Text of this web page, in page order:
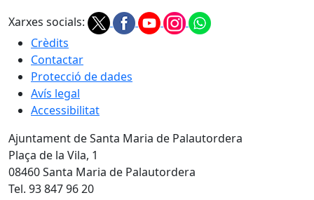
Xarxes socials:
Crèdits
Contactar
Protecció de dades
Avís legal
Accessibilitat
Ajuntament de Santa Maria de Palautordera
Plaça de la Vila, 1
08460 Santa Maria de Palautordera
Tel. 93 847 96 20